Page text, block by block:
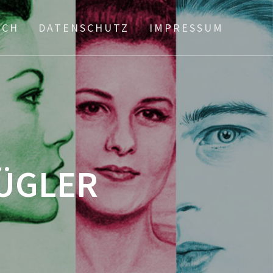
DATENSCHUTZ IMPRESSUM